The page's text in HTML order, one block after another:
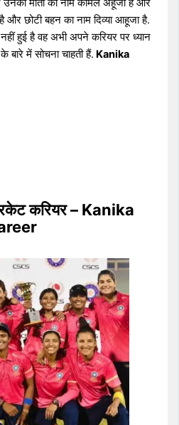
उनकी माता का नाम कोमल अहूजा है और
छोटी बहन का नाम दिव्या आहूजा है.
हुई है वह अभी अपने करियर पर ध्यान
बारे में सोचना चाहती हैं. Kanika
करियर – Kanika